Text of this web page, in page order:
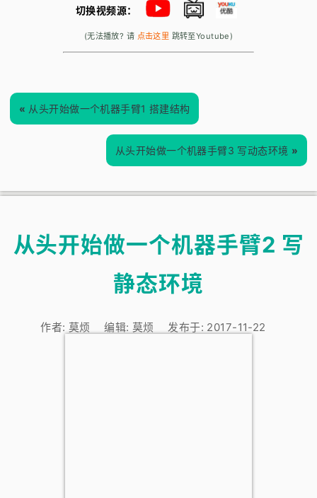
切换视频源：
(无法播放? 请 点击这里 跳转至Youtube)
« 从头开始做一个机器手臂1 搭建结构
从头开始做一个机器手臂3 写动态环境 »
从头开始做一个机器手臂2 写
静态环境
作者:莫烦 编辑:莫烦 发布于: 2017-11-22